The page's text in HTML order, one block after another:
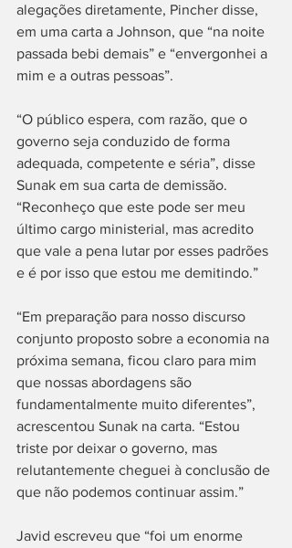
alegações diretamente, Pincher disse,
em uma carta a Johnson, que “na noite
passada bebi demais” e “envergonhei a
mim e a outras pessoas”.
“O público espera, com razão, que o
governo seja conduzido de forma
adequada, competente e séria”, disse
Sunak em sua carta de demissão.
“Reconheço que este pode ser meu
último cargo ministerial, mas acredito
que vale a pena lutar por esses padrões
e é por isso que estou me demitindo.”
“Em preparação para nosso discurso
conjunto proposto sobre a economia na
próxima semana, ficou claro para mim
que nossas abordagens são
fundamentalmente muito diferentes”,
acrescentou Sunak na carta. “Estou
triste por deixar o governo, mas
relutantemente cheguei à conclusão de
que não podemos continuar assim.”
Javid escreveu que “foi um enorme